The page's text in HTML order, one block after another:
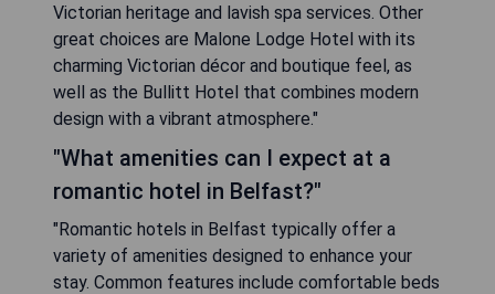
Victorian heritage and lavish spa services. Other
great choices are Malone Lodge Hotel with its
charming Victorian décor and boutique feel, as
well as the Bullitt Hotel that combines modern
design with a vibrant atmosphere."
"What amenities can I expect at a
romantic hotel in Belfast?"
"Romantic hotels in Belfast typically offer a
variety of amenities designed to enhance your
stay. Common features include comfortable beds